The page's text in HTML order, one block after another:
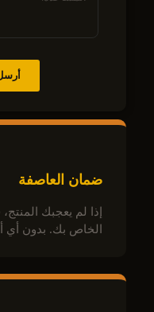
ضمان العاصفة
الخاص بك. بدون أي